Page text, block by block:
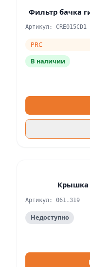
Фильтр бачка
Артикул: CRE015CD1
PRC
В наличии
Крышка
Артикул: 061.319
Недоступно